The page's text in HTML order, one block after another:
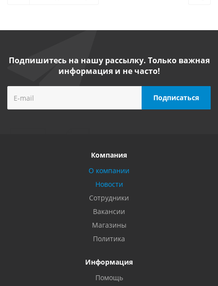
Подпишитесь на нашу рассылку. Только важная
информация и не часто!
Компания
О компании
Новости
Сотрудники
Вакансии
Магазины
Политика
Информация
Помощь